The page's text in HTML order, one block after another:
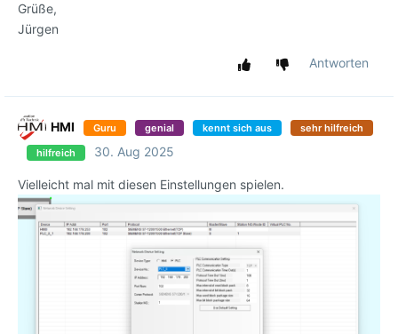
Grüße,
Jürgen
Antworten
HMI Guru genial kennt sich aus sehr hilfreich
hilfreich 30. Aug 2025
Vielleicht mal mit diesen Einstellungen spielen.